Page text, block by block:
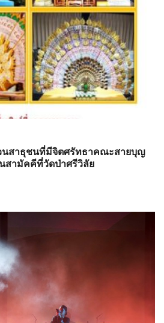
สาธุชนที่มีจิตศรัทธาคณะสายบุญ
ามัคคีที่วัดป่าศรีวิลัย